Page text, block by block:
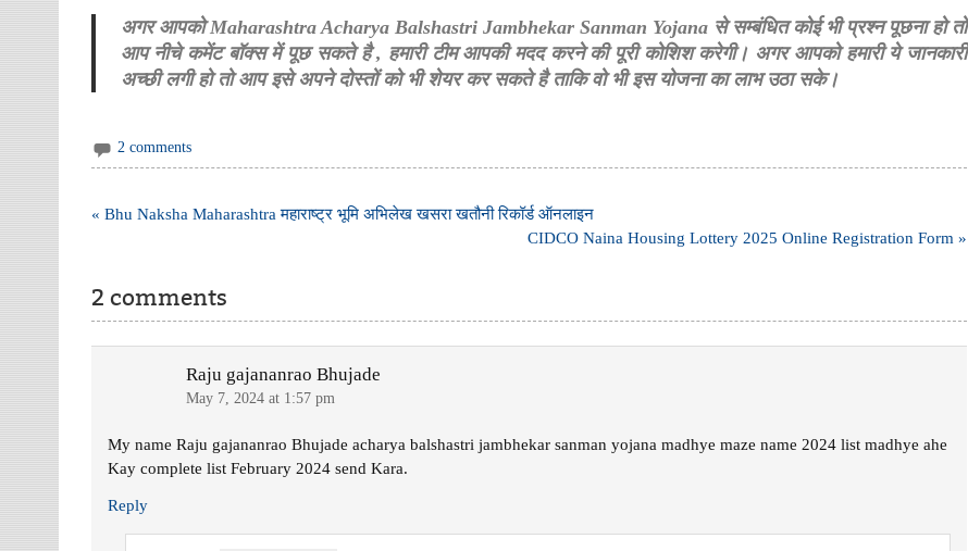
अगर आपको Maharashtra Acharya Balshastri Jambhekar Sanman Yojana से सम्बंधित कोई भी प्रश्न पूछना हो तो
आप नीचे कमेंट बॉक्स में पूछ सकते है , हमारी टीम आपकी मदद करने की पूरी कोशिश करेगी। अगर आपको हमारी ये जानकारी
अच्छी लगी हो तो आप इसे अपने दोस्तों को भी शेयर कर सकते है ताकि वो भी इस योजना का लाभ उठा सके।
2 comments
Post
« Bhu Naksha Maharashtra महाराष्ट्र भूमि अभिलेख खसरा खतौनी रिकॉर्ड ऑनलाइन
CIDCO Naina Housing Lottery 2025 Online Registration Form »
2 comments
Raju gajananrao Bhujade
May 7, 2024 at 1:57 pm
My name Raju gajananrao Bhujade acharya balshastri jambhekar sanman yojana madhye maze name 2024 list madhye ahe
Kay complete list February 2024 send Kara.
Reply